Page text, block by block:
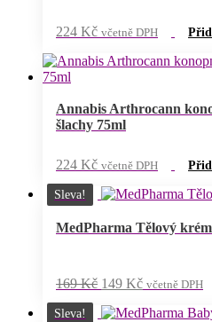
224 Kč včetně DPH
Annabis Arthrocann
šlachy 75ml
224 Kč včetně DPH
Sleva!
MedPharma Tělový
169Kč Původní
byla:
149 KčAktuální
je:
včetně DPH
Sleva!